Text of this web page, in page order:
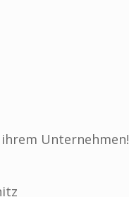
Unternehmen!